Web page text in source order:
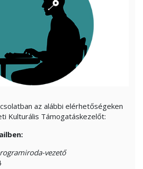
az alábbi elérhetőségeken
Kulturális Támogatáskezelőt:
vezető